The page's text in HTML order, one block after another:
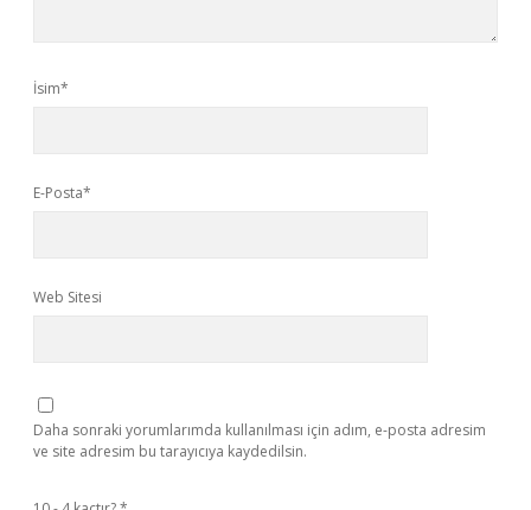
İsim*
E-Posta*
Web Sitesi
Daha sonraki yorumlarımda kullanılması için adım, e-posta adresim
ve site adresim bu tarayıcıya kaydedilsin.